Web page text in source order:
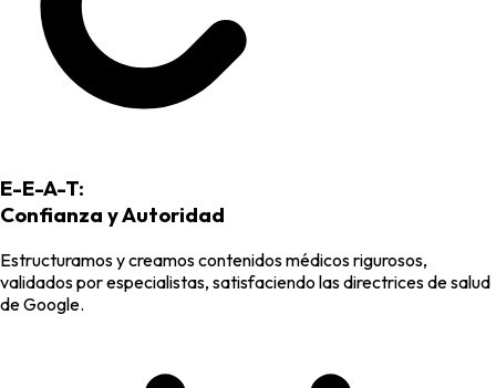
E-E-A-T:
Confianza y Autoridad
Estructuramos y creamos contenidos médicos rigurosos,
validados por especialistas, satisfaciendo las directrices de salud
de Google.